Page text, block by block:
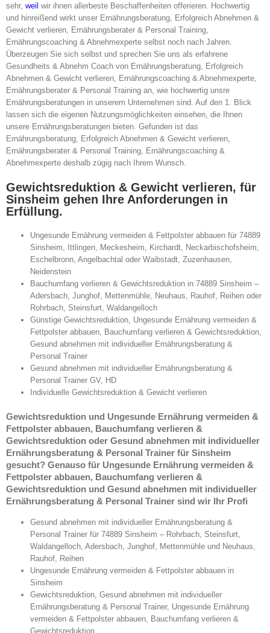
sehr, weil wir ihnen allerbeste Beschaffenheiten offerieren. Hochwertig
und hinreißend wirkt unser Ernährungsberatung, Erfolgreich Abnehmen &
Gewicht verlieren, Ernährungsberater & Personal Training,
Ernährungscoaching & Abnehmexperte selbst noch nach Jahren.
Überzeugen Sie sich selbst und sprechen Sie uns als erfahrene
Gesundheits & Abnehm Coach von Ernährungsberatung, Erfolgreich
Abnehmen & Gewicht verlieren, Ernährungscoaching & Abnehmexperte,
Ernährungsberater & Personal Training an, wie hochwertig unsre
Ernährungsberatungen in unserem Unternehmen sind. Auf den 1. Blick
lassen sich die eigenen Nutzungsmöglichkeiten einsehen, die Ihnen
unsere Ernährungsberatungen bieten. Gefunden ist das
Ernährungsberatung, Erfolgreich Abnehmen & Gewicht verlieren,
Ernährungsberater & Personal Training, Ernährungscoaching &
Abnehmexperte deshalb zügig nach Ihrem Wunsch.
Gewichtsreduktion & Gewicht verlieren, für
Sinsheim gehen Ihre Anforderungen in
Erfüllung.
Ungesunde Ernährung vermeiden & Fettpolster abbauen für 74889
Sinsheim, Ittlingen, Meckesheim, Kirchardt, Neckarbischofsheim,
Eschelbronn, Angelbachtal oder Waibstadt, Zuzenhausen,
Neidenstein
Bauchumfang verlieren & Gewichtsreduktion in 74889 Sinsheim –
Adersbach, Junghof, Mettenmühle, Neuhaus, Rauhof, Reihen oder
Rohrbach, Steinsfurt, Waldangelloch
Günstige Gewichtsreduktion, Ungesunde Ernährung vermeiden &
Fettpolster abbauen, Bauchumfang verlieren & Gewichtsreduktion,
Gesund abnehmen mit individueller Ernährungsberatung &
Personal Trainer
Gesund abnehmen mit individueller Ernährungsberatung &
Personal Trainer GV, HD
Individuelle Gewichtsreduktion & Gewicht verlieren
Gewichtsreduktion und Ungesunde Ernährung vermeiden &
Fettpolster abbauen, Bauchumfang verlieren &
Gewichtsreduktion oder Gesund abnehmen mit individueller
Ernährungsberatung & Personal Trainer für Sinsheim
gesucht? Genauso für Ungesunde Ernährung vermeiden &
Fettpolster abbauen, Bauchumfang verlieren &
Gewichtsreduktion und Gesund abnehmen mit individueller
Ernährungsberatung & Personal Trainer sind wir Ihr Profi
Gesund abnehmen mit individueller Ernährungsberatung &
Personal Trainer für 74889 Sinsheim – Rohrbach, Steinsfurt,
Waldangelloch, Adersbach, Junghof, Mettenmühle und Neuhaus,
Rauhof, Reihen
Ungesunde Ernährung vermeiden & Fettpolster abbauen in
Sinsheim
Gewichtsreduktion, Gesund abnehmen mit individueller
Ernährungsberatung & Personal Trainer, Ungesunde Ernährung
vermeiden & Fettpolster abbauen, Bauchumfang verlieren &
Gewichtsreduktion